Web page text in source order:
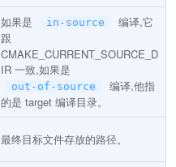
如果是 in-source
编译,它
跟
CMAKE_CURRENT_SOURCE_D
IR 一致,如果是
out-of-source
编译,他指
的是 target 编译目录。
最终目标文件存放的路径。